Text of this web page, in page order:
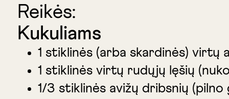
Reikės:
Kukuliams
1 stiklinės (arba skardinės) virtų
1 stiklinės virtų rudųjų lęšių
1/3 stiklinės avižų dribsnių (pilno